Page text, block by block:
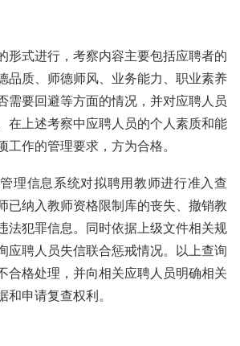
形式进行，考察内容主要包括应聘者的
品质、师德师风、业务能力、职业素养
需要回避等方面的情况，并对应聘人员
在上述考察中应聘人员的个人素质和能
工作的管理要求，方为合格。
理信息系统对拟聘用教师进行准入查
已纳入教师资格限制库的丧失、撤销教
法犯罪信息。同时依据上级文件相关规
应聘人员失信联合惩戒情况。以上查询
合格处理，并向相关应聘人员明确相关
和申请复查权利。